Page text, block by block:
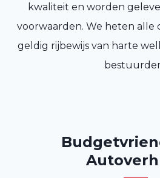
kwaliteit en worden
voorwaarden. We heten alle
geldig rijbewijs van harte